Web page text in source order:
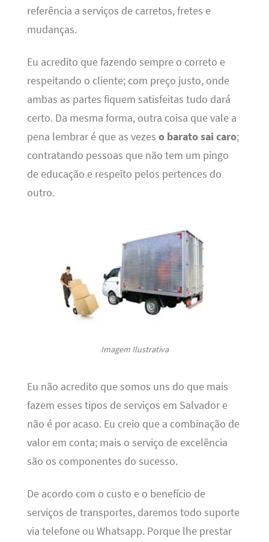
referência a serviços de carretos, fretes e
mudanças.
Eu acredito que fazendo sempre o correto e
respeitando o cliente; com preço justo, onde
ambas as partes fiquem satisfeitas tudo dará
certo. Da mesma forma, outra coisa que vale a
pena lembrar é que as vezes o barato sai caro;
contratando pessoas que não tem um pingo
de educação e respeito pelos pertences do
outro.
Imagem Ilustrativa
Eu não acredito que somos uns do que mais
fazem esses tipos de serviços em Salvador e
não é por acaso. Eu creio que a combinação de
valor em conta; mais o serviço de excelência
são os componentes do sucesso.
De acordo com o custo e o benefício de
serviços de transportes, daremos todo suporte
via telefone ou Whatsapp. Porque lhe prestar